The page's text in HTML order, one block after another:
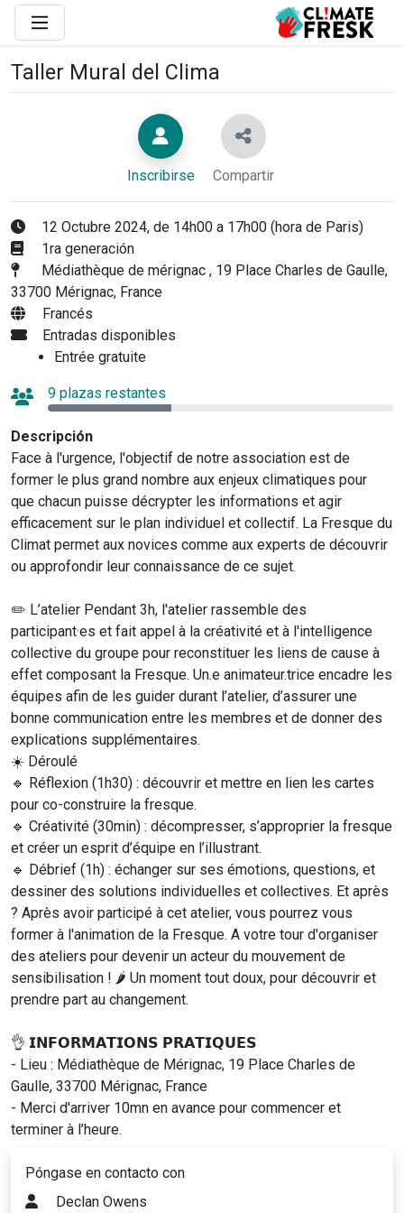
Taller Mural del Clima
Inscribirse Compartir
12 Octubre 2024, de 14h00 a 17h00 (hora de Paris)
1ra generación
Médiathèque de mérignac , 19 Place Charles de Gaulle,
33700 Mérignac, France
Francés
Entradas disponibles
Entrée gratuite
9 plazas restantes
Descripción
Face à l'urgence, l'objectif de notre association est de
former le plus grand nombre aux enjeux climatiques pour
que chacun puisse décrypter les informations et agir
efficacement sur le plan individuel et collectif. La Fresque du
Climat permet aux novices comme aux experts de découvrir
ou approfondir leur connaissance de ce sujet.
✏️ L’atelier Pendant 3h, l'atelier rassemble des
participant·es et fait appel à la créativité et à l'intelligence
collective du groupe pour reconstituer les liens de cause à
effet composant la Fresque. Un.e animateur.trice encadre les
équipes afin de les guider durant l’atelier, d’assurer une
bonne communication entre les membres et de donner des
explications supplémentaires.
☀️ Déroulé
🔹 Réflexion (1h30) : découvrir et mettre en lien les cartes
pour co-construire la fresque.
🔹 Créativité (30min) : décompresser, s’approprier la fresque
et créer un esprit d’équipe en l’illustrant.
🔹 Débrief (1h) : échanger sur ses émotions, questions, et
dessiner des solutions individuelles et collectives. Et après
? Après avoir participé à cet atelier, vous pourrez vous
former à l'animation de la Fresque. A votre tour d'organiser
des ateliers pour devenir un acteur du mouvement de
sensibilisation ! 🌶 Un moment tout doux, pour découvrir et
prendre part au changement.
👌 𝗜𝗡𝗙𝗢𝗥𝗠𝗔𝗧𝗜𝗢𝗡𝗦 𝗣𝗥𝗔𝗧𝗜𝗤𝗨𝗘𝗦
- Lieu : Médiathèque de Mérignac, 19 Place Charles de
Gaulle, 33700 Mérignac, France
- Merci d'arriver 10mn en avance pour commencer et
terminer à l’heure.
Póngase en contacto con
Declan Owens